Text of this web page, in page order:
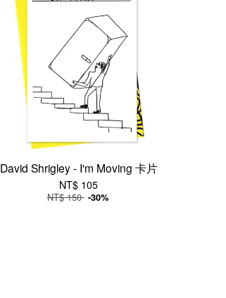
David Shrigley - I'm Moving 卡片
NT$ 105
NT$ 150 -30%